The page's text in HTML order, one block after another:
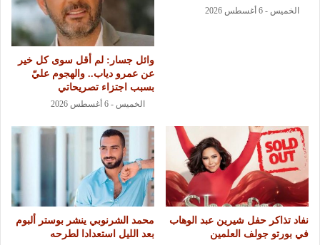
الخميس - 6 أغسطس 2026
وائل جسار: لم أقل سوى كل خير
عن عمرو دياب.. والهجوم عليّ
بسبب اجتزاء تصريحاتي
الخميس - 6 أغسطس 2026
نفاد تذاكر حفل شيرين عبد الوهاب
في بورتو جولف العلمين
محمد الشرنوبي ينشر بوستر ألبوم
بعد الليل استعدادا لطرحه